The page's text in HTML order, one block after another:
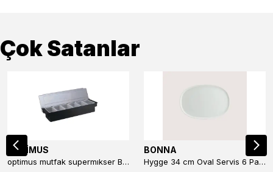
Çok Satanlar
OPTİMUS
optimus mutfak supermıkser Bar Konteyner 6'lı 50×16×9 cm Kapaklı Polikarbon Organizer Bar & Kafe
BONNA
Hygge 34 cm Oval Servis 6 Parça